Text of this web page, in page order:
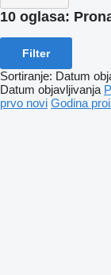
10 oglasa:
Filter
Sortiranje: Datum
Datum objavljivanja
prvo novi Godina